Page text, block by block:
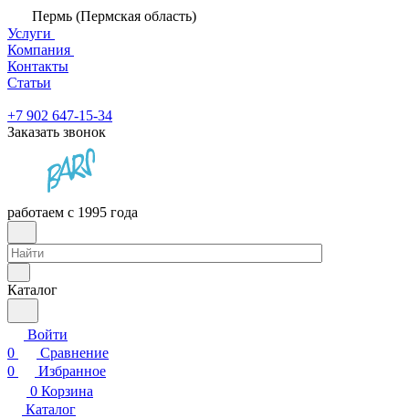
Пермь (Пермская область)
Услуги
Компания
Контакты
Статьи
+7 902 647-15-34
Заказать звонок
работаем с 1995 года
Каталог
Войти
0
Сравнение
0
Избранное
0 Корзина
Каталог